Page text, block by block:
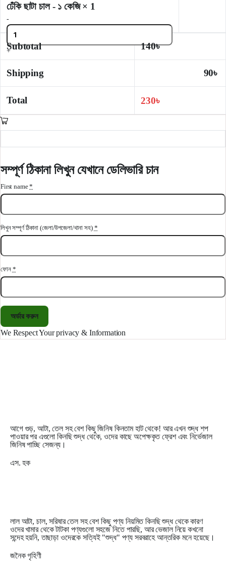
ঢেঁকি ছাটা চাল - ১ কেজি× 1
-
+
Subtotal 140৳
Shipping 90৳
Total 230৳
সম্পূর্ণ ঠিকানা লিখুন যেখানে ডেলিভারি চান
First name*
লিখুন সম্পূর্ণ ঠিকানা (জেলা/উপজেলা/থানা সহ) *
ফোন *
অর্ডার করুন
We Respect Your privacy & Information
আগে গুড়, আটা, তেল সহ বেশ কিছু জিনিষ কিনতাম হাট থেকে! আর এখন শুদ্ধ শপ
পাওয়ার পর এগুলো কিনছি শুদ্ধ থেকে, ওদের কাছে অপেক্ষকৃত ফ্রেশ এবং নির্ভেজাল
জিনিষ পাচ্ছি সেজন্য।
এস. হক
লাল আটা, চাল, সরিষার তেল সহ বেশ কিছু পণ্য নিয়মিত কিনছি শুদ্ধ থেকে কারণ
ওদের খামার থেকে টাটকা পণ্যগুলো সহজে নিতে পারছি, আর ভেজাল নিয়ে কখনো
সন্দেহ হয়নি, তাছাড়া ওদেরকে সত্যিই "শুদ্ধ" পণ্য সরবরাহে আন্তরিক মনে হয়েছে।
জনৈক গৃহিণী